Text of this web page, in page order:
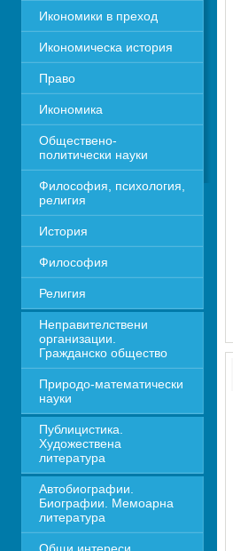
Икономики в преход
Икономическа история
Право
Икономика
Обществено-
политически науки
Философия, психология,
религия
История
Философия
Религия
Неправителствени
организации.
Гражданско общество
Природо-математически
науки
Публицистика.
Художествена
литература
Автобиографии.
Биографии. Мемоарна
литература